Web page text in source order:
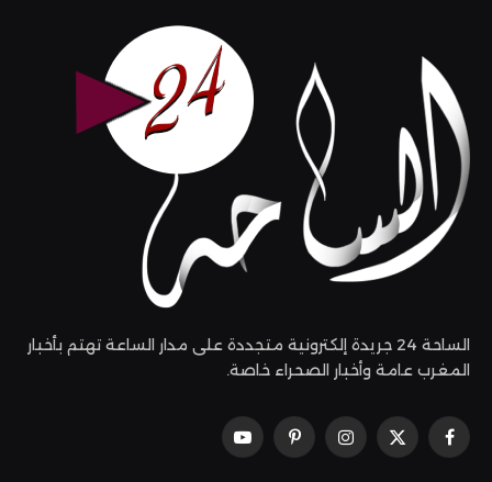
الساحة 24 جريدة إلكترونية متجددة على مدار الساعة تهتم بأخبار
المغرب عامة وأخبار الصحراء خاصة.
فيسبوك
X
الانستغرامبينتيريستيوتيوب